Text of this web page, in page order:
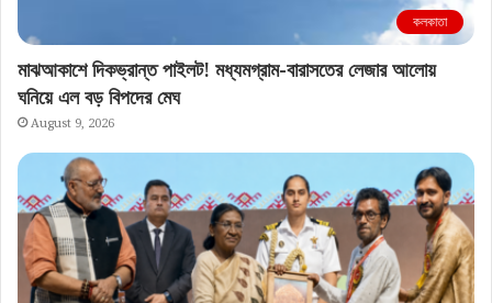
কলকাতা
মাঝআকাশে দিকভ্রান্ত পাইলট! মধ্যমগ্রাম-বারাসতের লেজার আলোয়
ঘনিয়ে এল বড় বিপদের মেঘ
August 9, 2026